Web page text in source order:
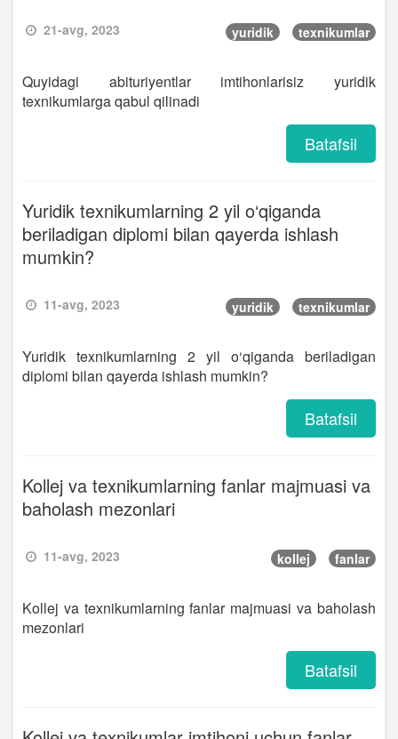
21-avg, 2023 yuridik texnikumlar
Quyidagi abituriyentlar imtihonlarisiz yuridik
texnikumlarga qabul qilinadi
Batafsil
Yuridik texnikumlarning 2 yil o‘qiganda
beriladigan diplomi bilan qayerda ishlash
mumkin?
11-avg, 2023 yuridik texnikumlar
Yuridik texnikumlarning 2 yil o‘qiganda beriladigan
diplomi bilan qayerda ishlash mumkin?
Batafsil
Kollej va texnikumlarning fanlar majmuasi va
baholash mezonlari
11-avg, 2023 kollej fanlar
Kollej va texnikumlarning fanlar majmuasi va baholash
mezonlari
Batafsil